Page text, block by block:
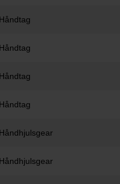
Håndtag
Håndtag
Håndtag
Håndtag
Håndhjulsgear
Håndhjulsgear